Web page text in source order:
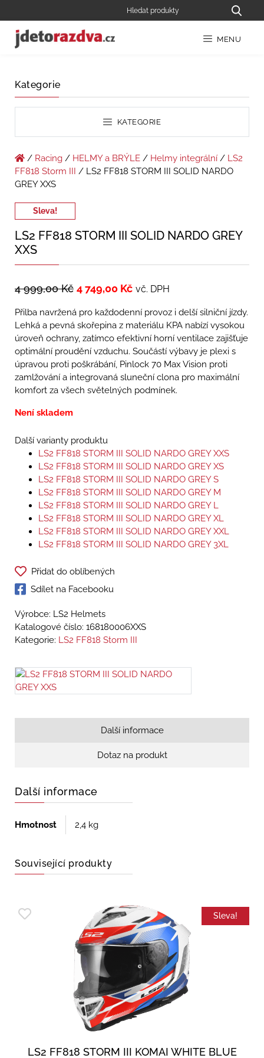
MENU
Kategorie
KATEGORIE
/ Racing / HELMY a BRÝLE / Helmy integrální / LS2
FF818 Storm III
/ LS2 FF818 STORM III SOLID NARDO
GREY XXS
Sleva!
LS2 FF818 STORM III SOLID NARDO GREY
XXS
4 999,00Kč 4 749,00 Kč vč. DPH
Přilba navržená pro každodenní provoz i delší silniční jízdy.
Lehká a pevná skořepina z materiálu KPA nabízí vysokou
úroveň ochrany, zatímco efektivní horní ventilace zajišťuje
optimální proudění vzduchu. Součástí výbavy je plexi s
úpravou proti poškrábání, Pinlock 70 Max Vision proti
zamlžování a integrovaná sluneční clona pro maximální
komfort za všech světelných podmínek.
Není skladem
Další varianty produktu
LS2 FF818 STORM III SOLID NARDO GREY XXS
LS2 FF818 STORM III SOLID NARDO GREY XS
LS2 FF818 STORM III SOLID NARDO GREY S
LS2 FF818 STORM III SOLID NARDO GREY M
LS2 FF818 STORM III SOLID NARDO GREY L
LS2 FF818 STORM III SOLID NARDO GREY XL
LS2 FF818 STORM III SOLID NARDO GREY XXL
LS2 FF818 STORM III SOLID NARDO GREY 3XL
Přidat do oblíbených
Sdílet na Facebooku
Výrobce: LS2 Helmets
Katalogové číslo: 168180006XXS
Kategorie: LS2 FF818 Storm III
Další informace
Dotaz na produkt
Další informace
Hmotnost 2,4 kg
Související produkty
Sleva!
LS2 FF818 STORM III KOMAI WHITE BLUE